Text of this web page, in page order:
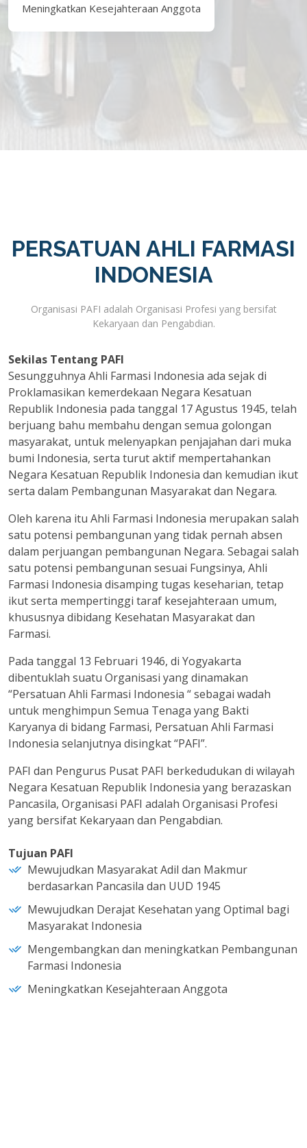
Meningkatkan Kesejahteraan Anggota
PERSATUAN AHLI FARMASI
INDONESIA
Organisasi PAFI adalah Organisasi Profesi yang bersifat
Kekaryaan dan Pengabdian.
Sekilas Tentang PAFI
Sesungguhnya Ahli Farmasi Indonesia ada sejak di
Proklamasikan kemerdekaan Negara Kesatuan
Republik Indonesia pada tanggal 17 Agustus 1945, telah
berjuang bahu membahu dengan semua golongan
masyarakat, untuk melenyapkan penjajahan dari muka
bumi Indonesia, serta turut aktif mempertahankan
Negara Kesatuan Republik Indonesia dan kemudian ikut
serta dalam Pembangunan Masyarakat dan Negara.
Oleh karena itu Ahli Farmasi Indonesia merupakan salah
satu potensi pembangunan yang tidak pernah absen
dalam perjuangan pembangunan Negara. Sebagai salah
satu potensi pembangunan sesuai Fungsinya, Ahli
Farmasi Indonesia disamping tugas keseharian, tetap
ikut serta mempertinggi taraf kesejahteraan umum,
khususnya dibidang Kesehatan Masyarakat dan
Farmasi.
Pada tanggal 13 Februari 1946, di Yogyakarta
dibentuklah suatu Organisasi yang dinamakan
“Persatuan Ahli Farmasi Indonesia “ sebagai wadah
untuk menghimpun Semua Tenaga yang Bakti
Karyanya di bidang Farmasi, Persatuan Ahli Farmasi
Indonesia selanjutnya disingkat “PAFI”.
PAFI dan Pengurus Pusat PAFI berkedudukan di wilayah
Negara Kesatuan Republik Indonesia yang berazaskan
Pancasila, Organisasi PAFI adalah Organisasi Profesi
yang bersifat Kekaryaan dan Pengabdian.
Tujuan PAFI
Mewujudkan Masyarakat Adil dan Makmur
berdasarkan Pancasila dan UUD 1945
Mewujudkan Derajat Kesehatan yang Optimal bagi
Masyarakat Indonesia
Mengembangkan dan meningkatkan Pembangunan
Farmasi Indonesia
Meningkatkan Kesejahteraan Anggota